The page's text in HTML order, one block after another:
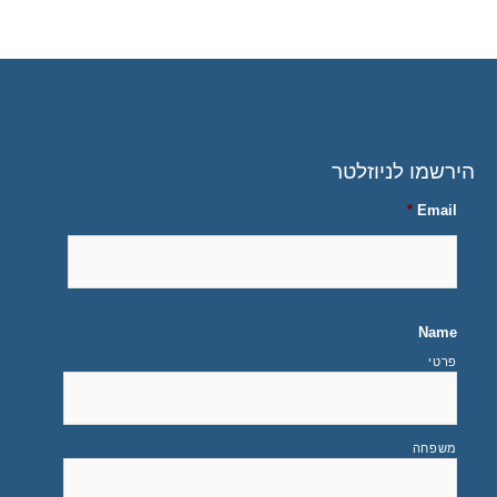
הירשמו לניוזלטר
Email
*
Name
פרטי
משפחה